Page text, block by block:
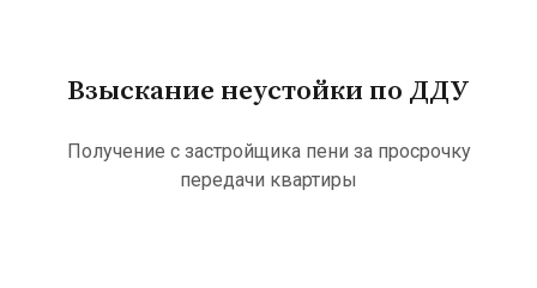
Взыскание неустойки по ДДУ
Получение с застройщика пени за просрочку
передачи квартиры